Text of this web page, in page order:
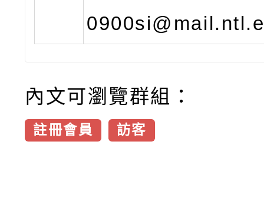
內文可瀏覽群組：
註冊會員 訪客